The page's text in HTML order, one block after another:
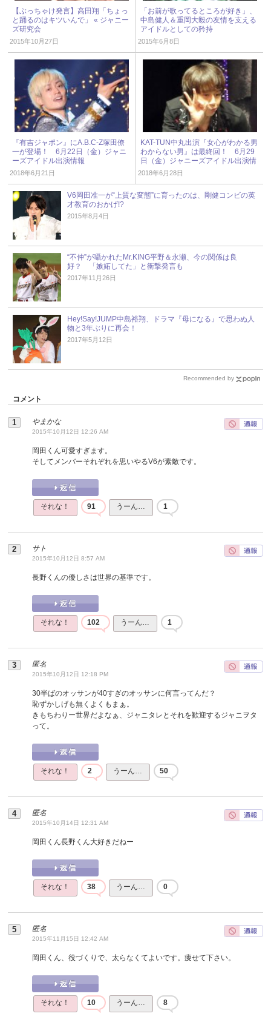
【ぶっちゃけ発言】高田翔「ちょっ
と踊るのはキツいんで」 « ジャニー
ズ研究会
2015年10月27日
「お前が歌ってるところが好き」、
中島健人＆重岡大毅の友情を支える
アイドルとしての矜持
2015年6月8日
『有吉ジャポン』にA.B.C-Z塚田僚
一が登場！ 6月22日（金）ジャニ
ーズアイドル出演情報
2018年6月21日
KAT-TUN中丸出演『女心がわかる男
わからない男』は最終回！ 6月29
日（金）ジャニーズアイドル出演情
報
2018年6月28日
V6岡田准一が“上質な変態”に育ったのは、剛健コンビの英
才教育のおかげ!?
2015年8月4日
“不仲”が囁かれたMr.KING平野＆永瀬、今の関係は良
好？ 「嫉妬してた」と衝撃発言も
2017年11月26日
Hey!Say!JUMP中島裕翔、ドラマ『母になる』で思わぬ人
物と3年ぶりに再会！
2017年5月12日
Recommended by
コメント
やまかな
2015年10月12日 12:26 AM
岡田くん可愛すぎます。
そしてメンバーそれぞれを思いやるV6が素敵です。
それな！ 91 うーん… 1
サト
2015年10月12日 8:57 AM
長野くんの優しさは世界の基準です。
それな！ 102 うーん… 1
匿名
2015年10月12日 12:18 PM
30半ばのオッサンが40すぎのオッサンに何言ってんだ？
恥ずかしげも無くよくもまぁ。
きもちわりー世界だよなぁ、ジャニタレとそれを歓迎するジャニヲタ
って。
それな！ 2 うーん… 50
匿名
2015年10月14日 12:31 AM
岡田くん長野くん大好きだねー
それな！ 38 うーん… 0
匿名
2015年11月15日 12:42 AM
岡田くん、役づくりで、太らなくてよいです。痩せて下さい。
それな！ 10 うーん… 8